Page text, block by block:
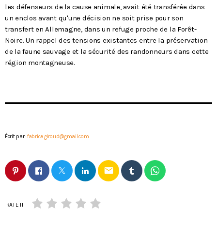
les défenseurs de la cause animale, avait été transférée dans
un enclos avant qu'une décision ne soit prise pour son
transfert en Allemagne, dans un refuge proche de la Forêt-
Noire. Un rappel des tensions existantes entre la préservation
de la faune sauvage et la sécurité des randonneurs dans cette
région montagneuse.
Écrit par:fabrice.giroud@gmail.com
email
RATE IT